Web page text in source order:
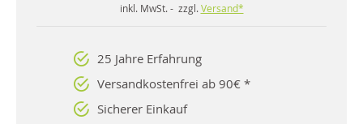
inkl. MwSt. - zzgl. Versand*
25 Jahre Erfahrung
Versandkostenfrei ab 90€ *
Sicherer Einkauf